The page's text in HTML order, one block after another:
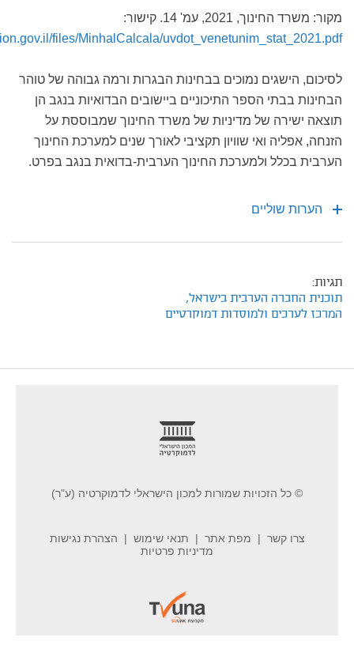
מקור: משרד החינוך, 2021, עמ' 14. קישור:
files/MinhalCalcala/uvdot_venetunim_stat_2021.pdf
לסיכום, הישגים נמוכים בבחינות הבגרות ורמה גבוהה של טוהר
הבחינות בבתי הספר התיכוניים ביישובים הבדואיות בנגב הן
תוצאה ישירה של מדיניות של משרד החינוך שמבוססת על
הזנחה, אפליה ואי שוויון תקציבי לאורך שנים למערכת החינוך
הערבית בכלל ולמערכת החינוך הערבית-בדואית בנגב בפרט.
הערות שוליים
תגיות:
תוכנית החברה הערבית בישראל,
המרכז לערכים ולמוסדות דמוקרטיים
© כל הזכויות שמורות למכון הישראלי לדמוקרטיה (ע"ר)
צרו קשר מפת אתר תנאי שימוש
הצהרת נגישות
מדיניות פרטיות